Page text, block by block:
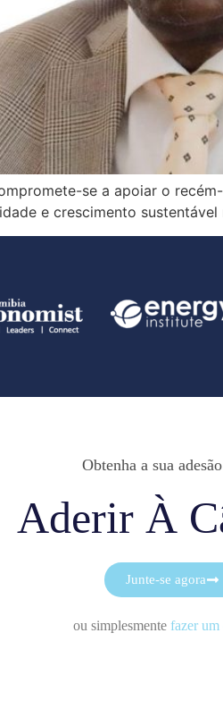
se a apoiar o
e crescimento
Obtenha a sua
Aderir À
Junte-se agora
ou simplesmente fazer